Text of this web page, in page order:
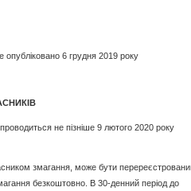
6 грудня 2019 року
не пізніше 9 лютого 2020 року
змагання, може бути
безкоштовно. В 30-денний період до